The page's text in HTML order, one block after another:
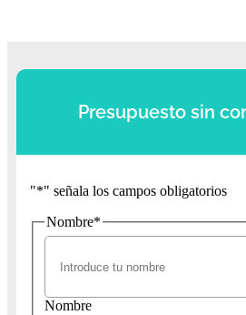
Presupuesto sin
"*" señala los campos obligatorios
Nombre*
Nombre